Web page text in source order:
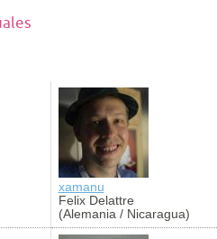
xamanu
Felix Delattre
(Alemania / Nicaragua)